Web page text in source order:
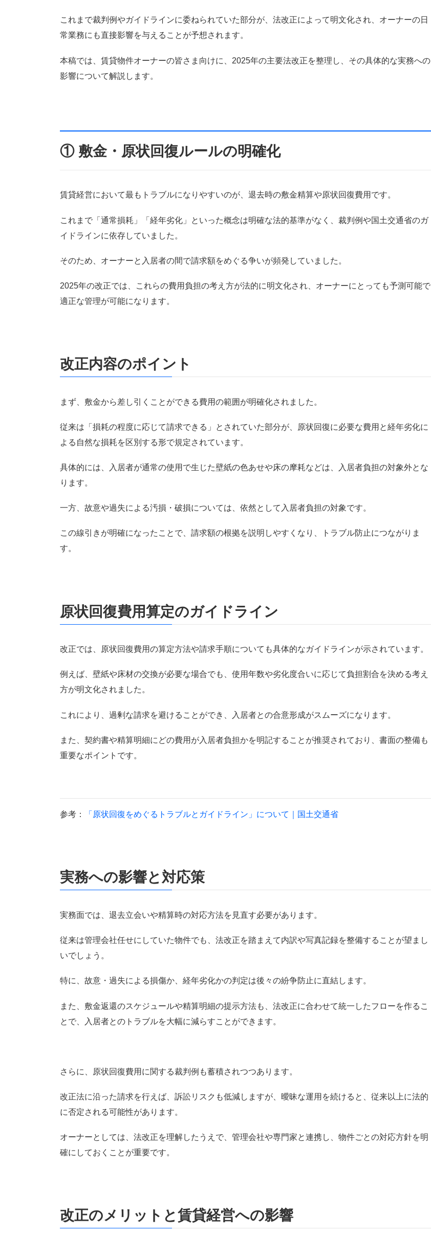
これまで裁判例やガイドラインに委ねられていた部分が、法改正によって明文化され、オーナーの日
常業務にも直接影響を与えることが予想されます。
本稿では、賃貸物件オーナーの皆さま向けに、2025年の主要法改正を整理し、その具体的な実務への
影響について解説します。
① 敷金・原状回復ルールの明確化
賃貸経営において最もトラブルになりやすいのが、退去時の敷金精算や原状回復費用です。
これまで「通常損耗」「経年劣化」といった概念は明確な法的基準がなく、裁判例や国土交通省のガ
イドラインに依存していました。
そのため、オーナーと入居者の間で請求額をめぐる争いが頻発していました。
2025年の改正では、これらの費用負担の考え方が法的に明文化され、オーナーにとっても予測可能で
適正な管理が可能になります。
改正内容のポイント
まず、敷金から差し引くことができる費用の範囲が明確化されました。
従来は「損耗の程度に応じて請求できる」とされていた部分が、原状回復に必要な費用と経年劣化に
よる自然な損耗を区別する形で規定されています。
具体的には、入居者が通常の使用で生じた壁紙の色あせや床の摩耗などは、入居者負担の対象外とな
ります。
一方、故意や過失による汚損・破損については、依然として入居者負担の対象です。
この線引きが明確になったことで、請求額の根拠を説明しやすくなり、トラブル防止につながりま
す。
原状回復費用算定のガイドライン
改正では、原状回復費用の算定方法や請求手順についても具体的なガイドラインが示されています。
例えば、壁紙や床材の交換が必要な場合でも、使用年数や劣化度合いに応じて負担割合を決める考え
方が明文化されました。
これにより、過剰な請求を避けることができ、入居者との合意形成がスムーズになります。
また、契約書や精算明細にどの費用が入居者負担かを明記することが推奨されており、書面の整備も
重要なポイントです。
参考： 「原状回復をめぐるトラブルとガイドライン」について｜国土交通省
実務への影響と対応策
実務面では、退去立会いや精算時の対応方法を見直す必要があります。
従来は管理会社任せにしていた物件でも、法改正を踏まえて内訳や写真記録を整備することが望まし
いでしょう。
特に、故意・過失による損傷か、経年劣化かの判定は後々の紛争防止に直結します。
また、敷金返還のスケジュールや精算明細の提示方法も、法改正に合わせて統一したフローを作るこ
とで、入居者とのトラブルを大幅に減らすことができます。
さらに、原状回復費用に関する裁判例も蓄積されつつあります。
改正法に沿った請求を行えば、訴訟リスクも低減しますが、曖昧な運用を続けると、従来以上に法的
に否定される可能性があります。
オーナーとしては、法改正を理解したうえで、管理会社や専門家と連携し、物件ごとの対応方針を明
確にしておくことが重要です。
改正のメリットと賃貸経営への影響